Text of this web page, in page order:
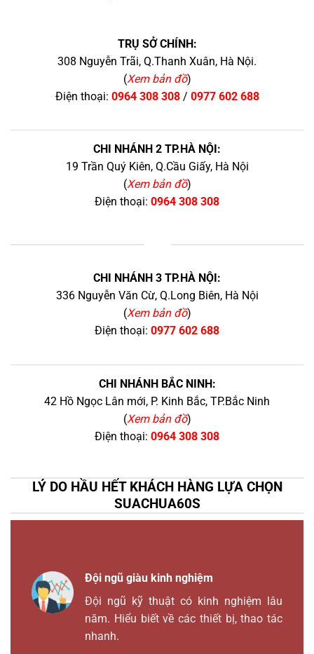
TRỤ SỞ CHÍNH:
308 Nguyễn Trãi, Q.Thanh Xuân, Hà Nội.
(Xem bản đồ)
Điện thoại: 0964 308 308/ 0977 602 688
CHI NHÁNH 2 TP.HÀ NỘI:
19 Trần Quý Kiên, Q.Cầu Giấy, Hà Nội
(Xem bản đồ)
Điện thoại: 0964 308 308
CHI NHÁNH 3 TP.HÀ NỘI:
336 Nguyễn Văn Cừ, Q.Long Biên, Hà Nội
(Xem bản đồ)
Điện thoại: 0977 602 688
CHI NHÁNH BẮC NINH:
42 Hồ Ngọc Lân mới, P. Kinh Bắc, TP.Bắc Ninh
(Xem bản đồ)
Điện thoại: 0964 308 308
LÝ DO HẦU HẾT KHÁCH HÀNG LỰA CHỌN
SUACHUA60S
Đội ngũ giàu kinh nghiệm
Đội ngũ kỹ thuật có kinh nghiệm lâu
năm. Hiểu biết về các thiết bị, thao tác
nhanh.